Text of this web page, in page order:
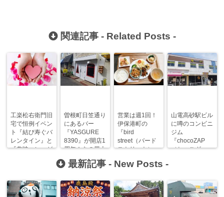
関連記事 - Related Posts -
工楽松右衛門旧
宅で恒例イベン
ト『結び寿ぐバ
レンタイン』と
『趣味コン』が
曽根町日笠通り
にあるバー
『YASGURE
8390』が開店1
周年！あの花火
大会にも出店さ
れます！
営業は週1回！
伊保港町の
『bird
street（バード
ストリート）』
チに舌鼓み♬
山電高砂駅ビル
に噂のコンビニ
ジム
『chocoZAP
（ちょこざっ
最新記事 - New Posts -